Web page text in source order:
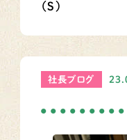
（S）
社長ブログ